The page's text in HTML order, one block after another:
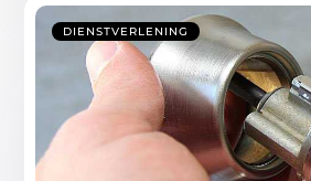
DIENSTVERLENING